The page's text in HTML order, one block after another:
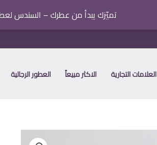
تميّزك يبدأ من عطرك – السندس
العلامات التجارية الاكثر مبيعاً العطور الرجالية